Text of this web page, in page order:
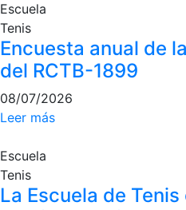
Social de Pádel
Cuadros de
juego
Cuadro
d'Honor
Histórico del
Normativa
Escuela
Tenis
Encuesta anual de
del RCTB-1899
08/07/2026
Leer más
Escuela
Tenis
La Escuela de